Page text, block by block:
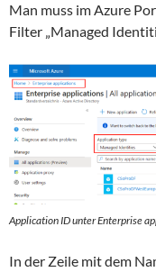
Man muss im Azure
Filter „Managed
Application ID unter Enterprise
In der Zeile mit dem